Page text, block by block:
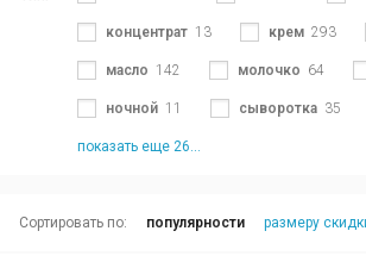
концентрат 13 крем 293
масло 142 молочко 64
ночной 11 сыворотка 35
показать еще 26...
Сортировать по: популярности размеру